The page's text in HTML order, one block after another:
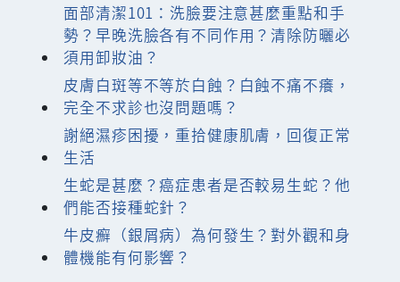
面部清潔101：洗臉要注意甚麼重點和手
勢？早晚洗臉各有不同作用？清除防曬必
須用卸妝油？
皮膚白斑等不等於白蝕？白蝕不痛不癢，
完全不求診也沒問題嗎？
謝絕濕疹困擾，重拾健康肌膚，回復正常
生活
生蛇是甚麼？癌症患者是否較易生蛇？他
們能否接種蛇針？
牛皮癬（銀屑病）為何發生？對外觀和身
體機能有何影響？